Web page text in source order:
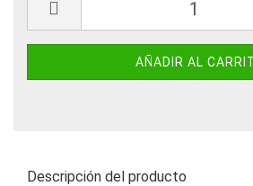
Descripción del producto